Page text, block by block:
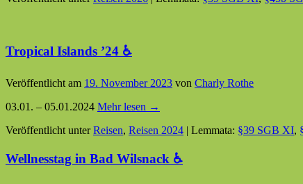
Tropical Islands ’24 ♿
Veröffentlicht am 19. November 2023 von Charly Rothe
03.01. – 05.01.2024 Mehr lesen →
Veröffentlicht unterReisen, Reisen 2024 | Lemmata: §39 SGB XI,
Wellnesstag in Bad Wilsnack ♿